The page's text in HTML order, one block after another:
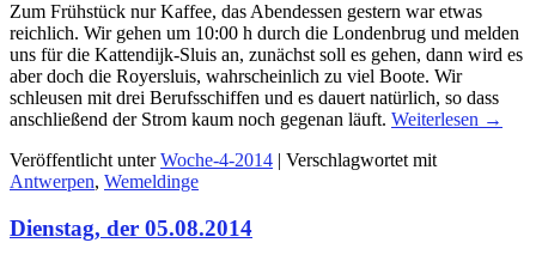
Zum Frühstück nur Kaffee, das Abendessen gestern war etwas
reichlich. Wir gehen um 10:00 h durch die Londenbrug und melden
uns für die Kattendijk-Sluis an, zunächst soll es gehen, dann wird es
aber doch die Royersluis, wahrscheinlich zu viel Boote. Wir
schleusen mit drei Berufsschiffen und es dauert natürlich, so dass
anschließend der Strom kaum noch gegenan läuft. Weiterlesen →
Veröffentlicht unter Woche-4-2014 | Verschlagwortet mit
Antwerpen, Wemeldinge
Dienstag, der 05.08.2014